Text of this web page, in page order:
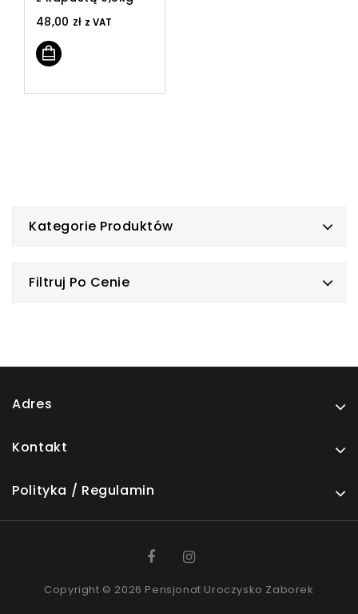
48,00 zł z VAT
Kategorie Produktów
Filtruj Po Cenie
Adres
Kontakt
Polityka / Regulamin
Copyright © 2026 Pensjonat Uroczysko Zaborek